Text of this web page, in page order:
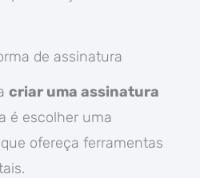
de assinatura
criar uma assinatura
é escolher uma
ofereça ferramentas